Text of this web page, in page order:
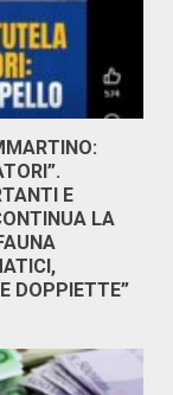
E
LA
DOPPIETTE”